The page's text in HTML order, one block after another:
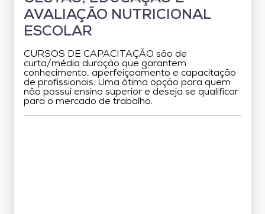
AVALIAÇÃO NUTRICIONAL
ESCOLAR
CURSOS DE CAPACITAÇÃO são de
curta/média duração que garantem
conhecimento, aperfeiçoamento e capacitação
de profissionais. Uma ótima opção para quem
não possui ensino superior e deseja se qualificar
para o mercado de trabalho.